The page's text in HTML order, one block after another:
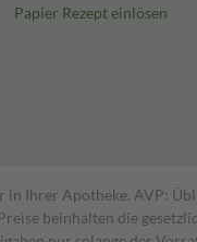
Papier Rezept einlösen
in Ihrer Apotheke. AVP:
beinhalten die